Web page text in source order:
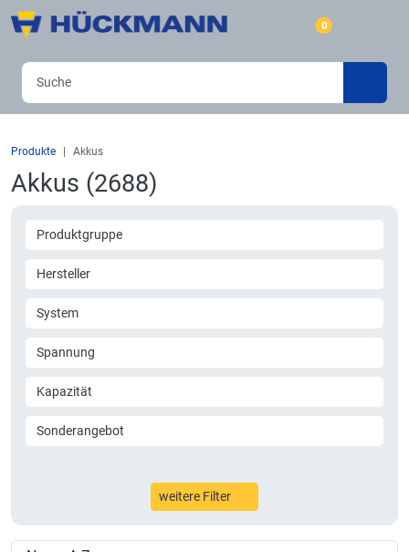
0
Produkte Akkus
Akkus (2688)
Produktgruppe
Hersteller
System
Spannung
Kapazität
Sonderangebot
weitere Filter